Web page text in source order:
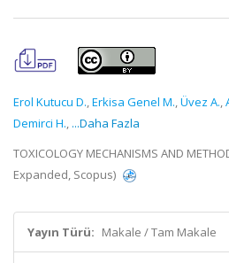
Erol Kutucu D.,Erkisa Genel M.,Üvez A.,
Demirci H., ...Daha Fazla
TOXICOLOGY MECHANISMS AND
Expanded, Scopus)
Yayın Türü: Makale / Tam Makale